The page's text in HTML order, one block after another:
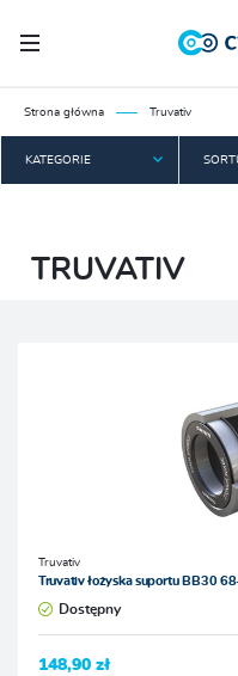
Strona główna Truvativ
KATEGORIE
TRUVATIV
Truvativ
Truvativ łożyska suportu BB30
Dostępny
148,90 zł